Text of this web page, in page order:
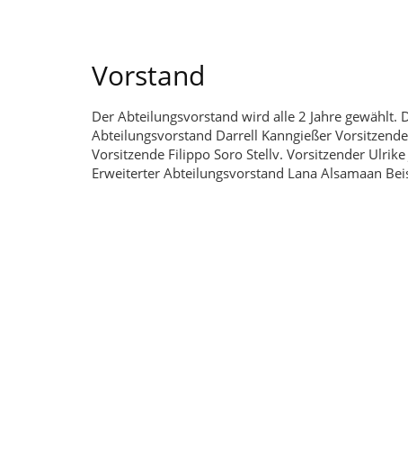
Vorstand
Der Abteilungsvorstand wird alle 2 Jahre
Abteilungsvorstand Darrell Kanngießer
Vorsitzende Filippo Soro Stellv. Vorsitzender
Erweiterter Abteilungsvorstand Lana Alsamaan